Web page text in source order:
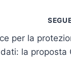
per la
la proposta